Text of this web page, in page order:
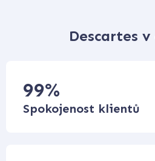
Descartes v
99%
Spokojenost klientů